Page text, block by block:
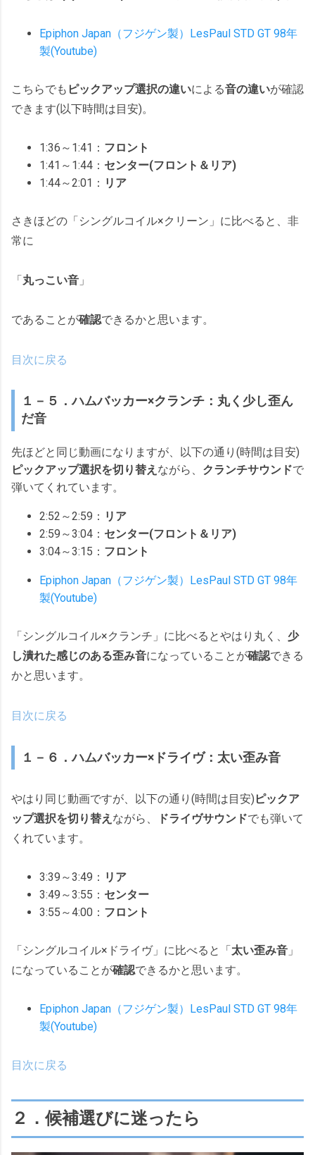
Epiphon Japan（フジゲン製）LesPaul STD GT 98年
製(Youtube)
こちらでも ピックアップ選択の違いによる音の違いが確認
できます(以下時間は目安)。
1:36～1:41： フロント
1:41～1:44： センター(フロント＆リア)
1:44～2:01： リア
さきほどの「シングルコイル×クリーン」に比べると、非
常に
「丸っこい音 」
であることが確認できるかと思います。
目次に戻る
１－５．ハムバッカー×クランチ：丸く少し歪ん
だ音
先ほどと同じ動画になりますが、以下の通り(時間は目安)
ピックアップ選択を切り替え ながら、 クランチサウンドで
弾いてくれています。
2:52～2:59： リア
2:59～3:04： センター(フロント＆リア)
3:04～3:15： フロント
Epiphon Japan（フジゲン製）LesPaul STD GT 98年
製(Youtube)
「シングルコイル×クランチ」に比べるとやはり丸く、 少
し潰れた感じのある歪み音になっていることが確認できる
かと思います。
目次に戻る
１－６．ハムバッカー×ドライヴ：太い歪み音
やはり同じ動画ですが、以下の通り(時間は目安) ピックア
ップ選択を切り替え ながら、 ドライヴサウンドでも弾いて
くれています。
3:39～3:49： リア
3:49～3:55： センター
3:55～4:00： フロント
「シングルコイル×ドライヴ」に比べると「 太い歪み音 」
になっていることが確認できるかと思います。
Epiphon Japan（フジゲン製）LesPaul STD GT 98年
製(Youtube)
目次に戻る
２．候補選びに迷ったら